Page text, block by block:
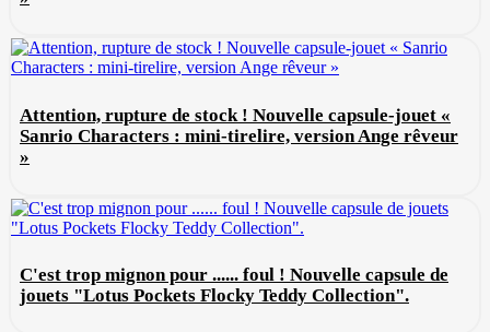
Attention, rupture de stock ! Nouvelle capsule-jouet «
Sanrio Characters : mini-tirelire, version Ange rêveur
»
C'est trop mignon pour ...... foul ! Nouvelle capsule de
jouets "Lotus Pockets Flocky Teddy Collection".